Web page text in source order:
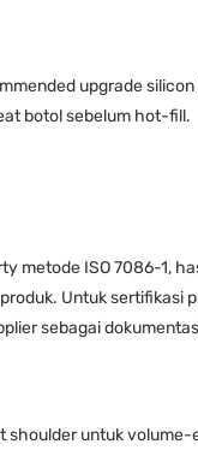
upgrade silicon
botol sebelum hot-fill.
metode ISO 7086-1,
Untuk sertifikasi
sebagai
shoulder untuk